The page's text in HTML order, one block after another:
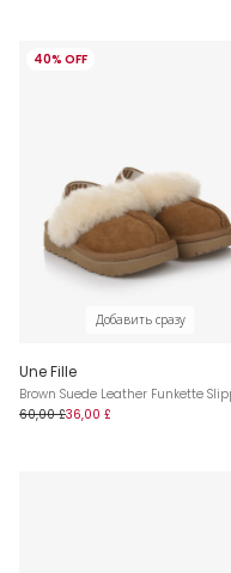
40% OFF
Добавить сразу
Une Fille
Brown Suede Leather Funkette
60,00 £36,00 £